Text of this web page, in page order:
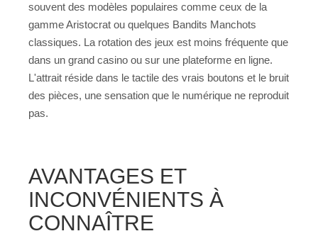
souvent des modèles populaires comme ceux de la
gamme Aristocrat ou quelques Bandits Manchots
classiques. La rotation des jeux est moins fréquente que
dans un grand casino ou sur une plateforme en ligne.
L'attrait réside dans le tactile des vrais boutons et le bruit
des pièces, une sensation que le numérique ne reproduit
pas.
AVANTAGES ET
INCONVÉNIENTS À
CONNAÎTRE